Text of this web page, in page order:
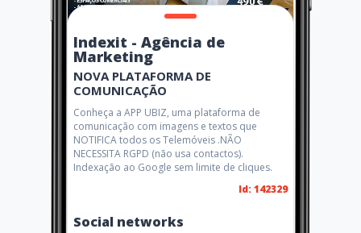
Indexit - Agência de
Marketing
NOVA PLATAFORMA DE
COMUNICAÇÃO
Conheça a APP UBIZ, uma plataforma de
comunicação com imagens e textos que
NOTIFICA todos os Telemóveis .NÃO
NECESSITA RGPD (não usa contactos).
Indexação ao Google sem limite de cliques.
Id: 142329
Social networks